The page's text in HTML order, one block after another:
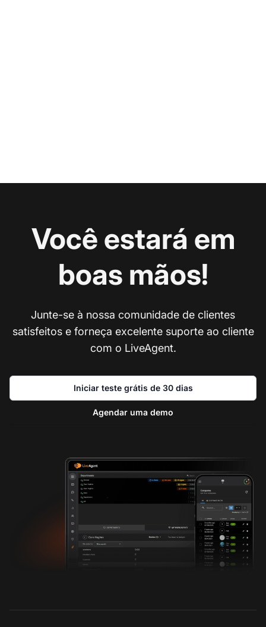
Você estará em
boas mãos!
Junte-se à nossa comunidade de clientes
satisfeitos e forneça excelente suporte ao cliente
com o LiveAgent.
Iniciar teste grátis de 30 dias
Agendar uma demo